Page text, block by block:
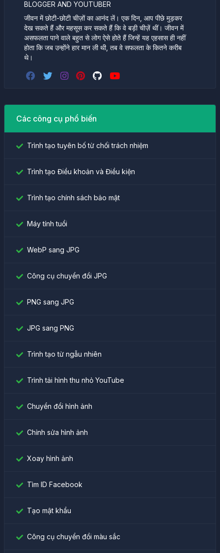
BLOGGER AND YOUTUBER
जीवन में छोटी-छोटी चीज़ों का आनंद लें। एक दिन, आप पीछे मुड़कर
देख सकते हैं और महसूस कर सकते हैं कि वे बड़ी चीज़ें थीं। जीवन में
असफलता पाने वाले बहुत से लोग ऐसे होते हैं जिन्हें यह एहसास ही नहीं
होता कि जब उन्होंने हार मान ली थी, तब वे सफलता के कितने करीब
थे।
Các công cụ phổ biến
Trình tạo tuyên bố từ chối trách nhiệm
Trình tạo Điều khoản và Điều kiện
Trình tạo chính sách bảo mật
Máy tính tuổi
WebP sang JPG
Công cụ chuyển đổi JPG
PNG sang JPG
JPG sang PNG
Trình tạo từ ngẫu nhiên
Trình tải hình thu nhỏ YouTube
Chuyển đổi hình ảnh
Chỉnh sửa hình ảnh
Xoay hình ảnh
Tìm ID Facebook
Tạo mật khẩu
Công cụ chuyển đổi màu sắc